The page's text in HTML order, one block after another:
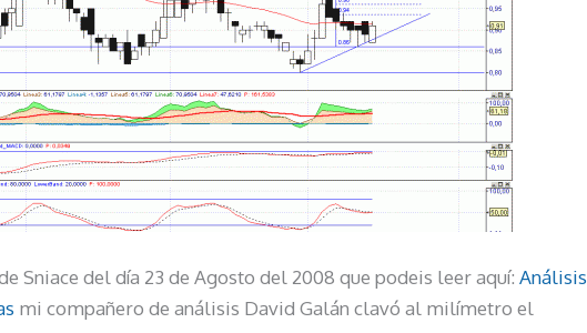
Sniace del día 23 de Agosto del 2008 que podeis leer aquí: Análisis
mi compañero de análisis David Galán clavó al milímetro el